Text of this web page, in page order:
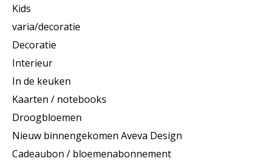
Kids
varia/decoratie
Decoratie
Interieur
In de keuken
Kaarten / notebooks
Droogbloemen
Nieuw binnengekomen Aveva Design
Cadeaubon / bloemenabonnement